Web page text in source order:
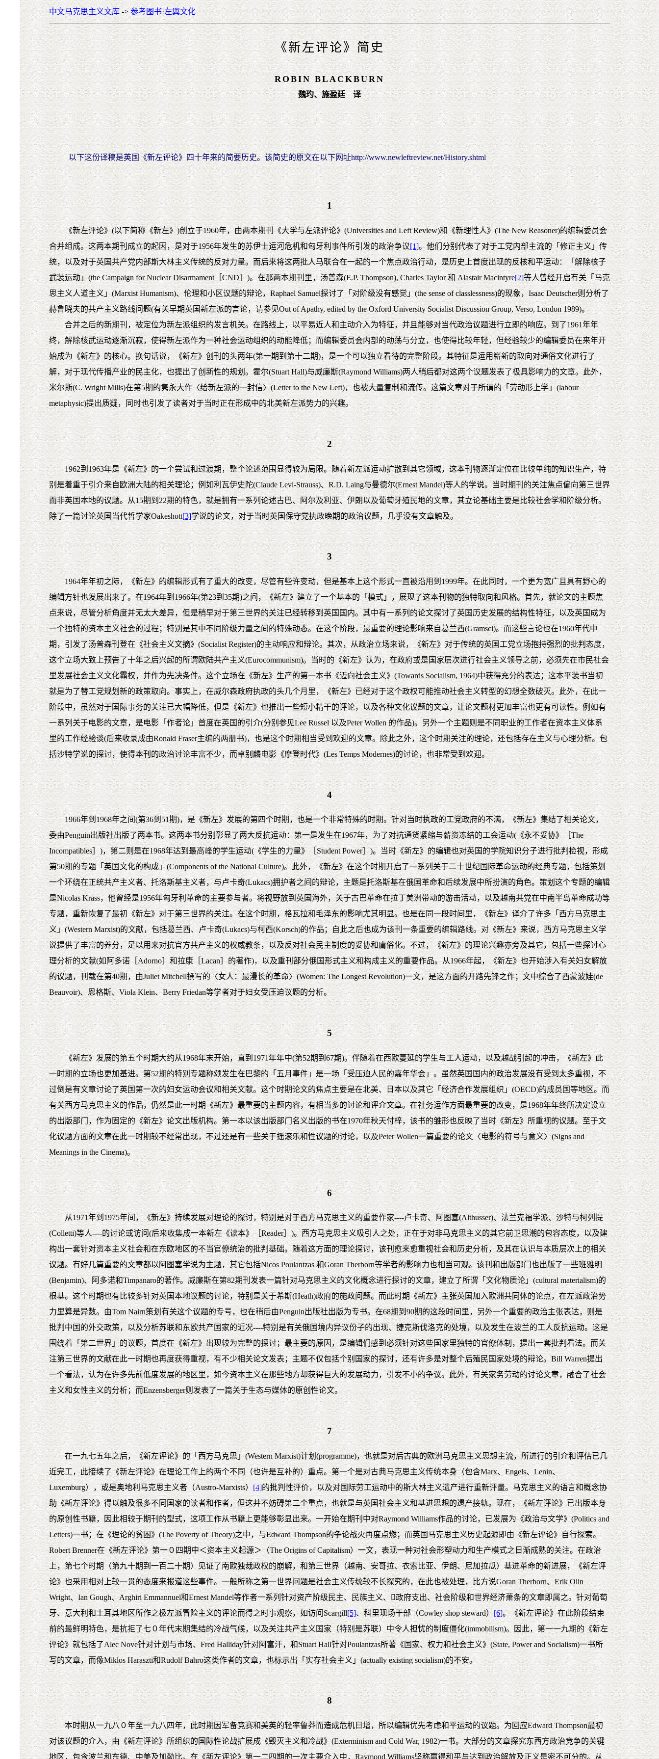
中文马克思主义文库->参考图书·左翼文化
《新左评论》简史
ROBIN BLACKBURN
魏玓、施盈廷 译
以下这份译稿是英国《新左评论》四十年来的简要历史。该简史的原文在以下网址http://www.newleftreview.net/History.shtml
1
《新左评论》(以下简称《新左》)创立于1960年，由两本期刊《大学与左派评论》(Universities and Left Review)和《新理性人》(The New Reasoner)的编辑委员会
合并组成。这两本期刊成立的起因，是对于1956年发生的苏伊士运河危机和匈牙利事件所引发的政治争议[1]。他们分别代表了对于工党内部主流的「修正主义」传
统，以及对于英国共产党内部斯大林主义传统的反对力量。而后来将这两批人马联合在一起的一个焦点政治行动，是历史上首度出现的反核和平运动：「解除核子
武装运动」(the Campaign for Nuclear Disarmament［CND］)。在那两本期刊里，汤普森(E.P. Thompson), Charles Taylor 和 Alastair Macintyre[2]等人曾经开启有关「马克
思主义人道主义」(Marxist Humanism)、伦理和小区议题的辩论，Raphael Samuel探讨了「对阶级没有感觉」(the sense of classlessness)的现象，Isaac Deutscher则分析了
赫鲁晓夫的共产主义路线问题(有关早期英国新左派的言论，请参见Out of Apathy, edited by the Oxford University Socialist Discussion Group, Verso, London 1989)。
合并之后的新期刊，被定位为新左派组织的发言机关。在路线上，以平易近人和主动介入为特征，并且能够对当代政治议题进行立即的响应。到了1961年年
终，解除核武运动逐渐沉寂，使得新左派作为一种社会运动组织的动能降低；而编辑委员会内部的动荡与分立，也使得比较年轻，但经验较少的编辑委员在来年开
始成为《新左》的核心。换句话说，《新左》创刊的头两年(第一期到第十二期)，是一个可以独立看待的完整阶段。其特征是运用崭新的取向对通俗文化进行了
解，对于现代传播产业的民主化，也提出了创新性的规划。霍尔(Stuart Hall)与威廉斯(Raymond Williams)两人稍后都对这两个议题发表了极具影响力的文章。此外，
米尔斯(C. Wright Mills)在第5期的隽永大作〈给新左派的一封信〉(Letter to the New Left)，也被大量复制和流传。这篇文章对于所谓的「劳动形上学」(labour
metaphysic)提出质疑，同时也引发了读者对于当时正在形成中的北美新左派势力的兴趣。
2
1962到1963年是《新左》的一个尝试和过渡期，整个论述范围显得较为局限。随着新左派运动扩散到其它领域，这本刊物逐渐定位在比较单纯的知识生产，特
别是着重于引介来自欧洲大陆的相关理论；例如利瓦伊史陀(Claude Levi-Strauss)、R.D. Laing与曼德尔(Ernest Mandel)等人的学说。当时期刊的关注焦点偏向第三世界
而非英国本地的议题。从15期到22期的特色，就是拥有一系列论述古巴、阿尔及利亚、伊朗以及葡萄牙殖民地的文章，其立论基础主要是比较社会学和阶级分析。
除了一篇讨论英国当代哲学家Oakeshott[3]学说的论文，对于当时英国保守党执政晚期的政治议题，几乎没有文章触及。
3
1964年年初之际，《新左》的编辑形式有了重大的改变，尽管有些许变动，但是基本上这个形式一直被沿用到1999年。在此同时，一个更为宽广且具有野心的
编辑方针也发展出来了。在1964年到1966年(第23到35期)之间，《新左》建立了一个基本的「模式」，展现了这本刊物的独特取向和风格。首先，就论文的主题焦
点来说，尽管分析角度并无太大差异，但是稍早对于第三世界的关注已经转移到英国国内。其中有一系列的论文探讨了英国历史发展的结构性特征，以及英国成为
一个独特的资本主义社会的过程；特别是其中不同阶级力量之间的特殊动态。在这个阶段，最重要的理论影响来自葛兰西(Gramsci)。而这些言论也在1960年代中
期，引发了汤普森刊登在《社会主义文摘》(Socialist Register)的主动响应和辩论。其次，从政治立场来说，《新左》对于传统的英国工党立场抱持强烈的批判态度，
这个立场大致上预告了十年之后兴起的所谓欧陆共产主义(Eurocommunism)。当时的《新左》认为，在政府或是国家层次进行社会主义领导之前，必须先在市民社会
里发展社会主义文化霸权，并作为先决条件。这个立场在《新左》生产的第一本书《迈向社会主义》(Towards Socialism, 1964)中获得充分的表达；这本平装书当初
就是为了替工党规划新的政策取向。事实上，在威尔森政府执政的头几个月里，《新左》已经对于这个政权可能推动社会主义转型的幻想全数破灭。此外，在此一
阶段中，虽然对于国际事务的关注已大幅降低，但是《新左》也推出一些短小精干的评论，以及各种文化议题的文章，让论文题材更加丰富也更有可读性。例如有
一系列关于电影的文章，是电影「作者论」首度在英国的引介(分别参见Lee Russel 以及Peter Wollen 的作品)。另外一个主题则是不同职业的工作者在资本主义体系
里的工作经验谈(后来收录成由Ronald Fraser主编的两册书)，也是这个时期相当受到欢迎的文章。除此之外，这个时期关注的理论，还包括存在主义与心理分析。包
括沙特学说的探讨，使得本刊的政治讨论丰富不少，而卓别麟电影《摩登时代》(Les Temps Modernes)的讨论，也非常受到欢迎。
4
1966年到1968年之间(第36到51期)，是《新左》发展的第四个时期，也是一个非常特殊的时期。针对当时执政的工党政府的不满，《新左》集结了相关论文，
委由Penguin出版社出版了两本书。这两本书分别彰显了两大反抗运动：第一是发生在1967年，为了对抗通货紧缩与薪资冻结的工会运动(《永不妥协》［The
Incompatibles］)，第二则是在1968年达到最高峰的学生运动(《学生的力量》［Student Power］)。当时《新左》的编辑也对英国的学院知识分子进行批判检视，形成
第50期的专题「英国文化的构成」(Components of the National Culture)。此外，《新左》在这个时期开启了一系列关于二十世纪国际革命运动的经典专题，包括策划
一个环绕在正统共产主义者、托洛斯基主义者，与卢卡奇(Lukacs)拥护者之间的辩论，主题是托洛斯基在俄国革命和后续发展中所扮演的角色。策划这个专题的编辑
是Nicolas Krass，他曾经是1956年匈牙利革命的主要参与者。将视野放到英国海外，关于古巴革命在拉丁美洲带动的游击活动，以及越南共党在中南半岛革命成功等
专题，重新恢复了最初《新左》对于第三世界的关注。在这个时期，格瓦拉和毛泽东的影响尤其明显。也是在同一段时间里，《新左》译介了许多「西方马克思主
义」(Western Marxist)的文献，包括葛兰西、卢卡奇(Lukacs)与柯西(Korsch)的作品；自此之后也成为该刊一条重要的编辑路线。对《新左》来说，西方马克思主义学
说提供了丰富的养分，足以用来对抗官方共产主义的权威教条，以及反对社会民主制度的妥协和庸俗化。不过，《新左》的理论兴趣亦旁及其它，包括一些探讨心
理分析的文献(如阿多诺［Adorno］和拉康［Lacan］的著作)，以及重刊部分俄国形式主义和构成主义的重要作品。从1966年起，《新左》也开始涉入有关妇女解放
的议题，刊载在第40期，由Juliet Mitchell撰写的〈女人：最漫长的革命〉(Women: The Longest Revolution)一文，是这方面的开路先锋之作；文中综合了西蒙波娃(de
Beauvoir)、恩格斯、Viola Klein、Berry Friedan等学者对于妇女受压迫议题的分析。
5
《新左》发展的第五个时期大约从1968年末开始，直到1971年年中(第52期到67期)。伴随着在西欧蔓延的学生与工人运动，以及越战引起的冲击，《新左》此
一时期的立场也更加基进。第52期的特别专题称颂发生在巴黎的「五月事件」是一场「受压迫人民的嘉年华会」。虽然英国国内的政治发展没有受到太多重视，不
过倒是有文章讨论了英国第一次的妇女运动会议和相关文献。这个时期论文的焦点主要是在北美、日本以及其它「经济合作发展组织」(OECD)的成员国等地区。而
有关西方马克思主义的作品，仍然是此一时期《新左》最重要的主题内容，有相当多的讨论和评介文章。在社务运作方面最重要的改变，是1968年年终所决定设立
的出版部门，作为固定的《新左》论文出版机构。第一本以该出版部门名义出版的书在1970年秋天付梓，该书的雏形也反映了当时《新左》所重视的议题。至于文
化议题方面的文章在此一时期较不经常出现，不过还是有一些关于摇滚乐和性议题的讨论，以及Peter Wollen一篇重要的论文〈电影的符号与意义〉(Signs and
Meanings in the Cinema)。
6
从1971年到1975年间，《新左》持续发展对理论的探讨，特别是对于西方马克思主义的重要作家----卢卡奇、阿图塞(Althusser)、法兰克福学派、沙特与柯列提
(Colletti)等人----的讨论或访问(后来收集成一本新左《读本》［Reader］)。西方马克思主义吸引人之处，正在于对非马克思主义的其它前卫思潮的包容态度，以及建
构出一套针对资本主义社会和在东欧地区的不当官僚统治的批判基础。随着这方面的理论探讨，该刊愈来愈重视社会和历史分析，及其在认识与本质层次上的相关
议题。有好几篇重要的文章都以阿图塞学说为主题，其它包括Nicos Poulantzas 和Goran Therborn等学者的影响力也相当可观。该刊和出版部门也出版了一些班雅明
(Benjamin)、阿多诺和Timpanaro的著作。威廉斯在第82期刊发表一篇针对马克思主义的文化概念进行探讨的文章，建立了所谓「文化物质论」(cultural materialism)的
根基。这个时期也有比较多针对英国本地议题的讨论，特别是关于希斯(Heath)政府的施政问题。而此时期《新左》主张英国加入欧洲共同体的论点，在左派政治势
力里算是异数。由Tom Nairn策划有关这个议题的专号，也在稍后由Penguin出版社出版为专书。在68期到90期的这段时间里，另外一个重要的政治主张表达，则是
批判中国的外交政策，以及分析苏联和东欧共产国家的近况----特别是有关俄国境内异议份子的出现、捷克斯伐洛克的处境，以及发生在波兰的工人反抗运动。这是
围绕着「第二世界」的议题，首度在《新左》出现较为完整的探讨；最主要的原因，是编辑们感到必须针对这些国家里独特的官僚体制，提出一套批判看法。而关
注第三世界的文献在此一时期也再度获得重视，有不少相关论文发表；主题不仅包括个别国家的探讨，还有许多是对整个后殖民国家处境的辩论。Bill Warren提出
一个看法，认为在许多先前低度发展的地区里，如今资本主义在那些地方却获得巨大的发展动力，引发不小的争议。此外，有关家务劳动的讨论文章，融合了社会
主义和女性主义的分析；而Enzensberger则发表了一篇关于生态与媒体的原创性论文。
7
在一九七五年之后，《新左评论》的「西方马克思」(Western Marxist)计划(programme)，也就是对后古典的欧洲马克思主义思想主流，所进行的引介和评估已几
近完工，此接续了《新左评论》在理论工作上的两个不同（也许是互补的）重点。第一个是对古典马克思主义传统本身（包含Marx、Engels、Lenin、
Luxemburg），或是奥地利马克思主义者（Austro-Marxists）[4]的批判性评价，以及对国际劳工运动中的斯大林主义遗产进行重新评量。马克思主义的语言和概念协
助《新左评论》得以触及很多不同国家的读者和作者，但这并不妨碍第二个重点，也就是与英国社会主义和基进思想的遗产接轨。现在，《新左评论》已出版本身
的原创性书籍，因此相较于期刊的型式，这项工作从书籍上更能够彰显出来。一开始在期刊中对Raymond Williams作品的讨论，已发展为《政治与文学》(Politics and
Letters)一书；在《理论的贫困》(The Poverty of Theory)之中，与Edward Thompson的争论战火再度点燃；而英国马克思主义历史起源即由《新左评论》自行探索。
Robert Brenner在《新左评论》第一０四期中＜资本主义起源＞（The Origins of Capitalism）一文，表现一种对社会形塑动力和生产模式之日渐成熟的关注。在政治
上，第七个时期（第九十期到一百二十期）见证了南欧独裁政权的崩解，和第三世界（越南、安哥拉、衣索比亚、伊朗、尼加拉瓜）基进革命的新进展，《新左评
论》也采用相对上较一贯的态度来报道这些事件。一般所称之第一世界问题是社会主义传统较不长探究的，在此也被处理，比方说Goran Therborn、Erik Olin
Wright、Ian Gough、Arghiri Emmannuel和Ernest Mandel等作者一系列针对资产阶级民主、民族主义、政府支出、社会阶级和世界经济萧条的文章即属之。针对葡萄
牙、意大利和土耳其地区所作之极左派冒险主义的评论而得之时事观察，如访问Scargill[5]、科里现场干部（Cowley shop steward）[6]。《新左评论》在此阶段结束
前的最鲜明特色，是抗拒了七０年代末期集结的冷战气候，以及关注共产主义国家（特别是苏联）中令人担忧的制度僵化(immobilism)。因此，第一一九期的《新左
评论》就包括了Alec Nove针对计划与市场、Fred Halliday针对阿富汗，和Stuart Hall针对Poulantzas所著《国家、权力和社会主义》(State, Power and Socialism)一书所
写的文章，而像Miklos Haraszti和Rudolf Bahro这类作者的文章，也标示出「实存社会主义」(actually existing socialism)的不安。
8
本时期从一九八０年至一九八四年，此时期因军备竞赛和美英的轻率鲁莽而造成危机日增，所以编辑优先考虑和平运动的议题。为回应Edward Thompson最初
对该议题的介入，由《新左评论》所组织的国际性论战扩展成《毁灭主义和冷战》(Exterminism and Cold War, 1982)一书。大部分的文章探究东西方政治竞争的关键
地区，包含波兰和东德、中美及加勒比。在《新左评论》第一二四期的一次主要介入中，Raymond Williams坚称赢得和平与达到政治解放及正义是密不可分的。从